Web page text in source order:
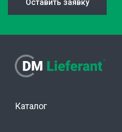
Оставить заявку
Каталог